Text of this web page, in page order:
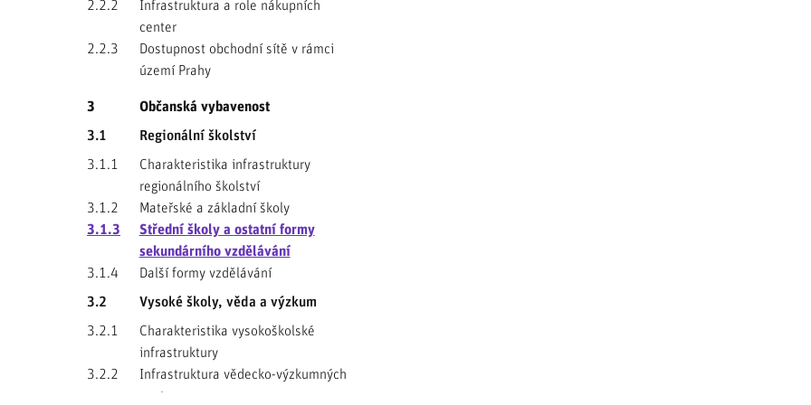
2.2.2
Infrastruktura a role nákupních
center
2.2.3
Dostupnost obchodní sítě v rámci
území Prahy
3
Občanská vybavenost
3.1
Regionální školství
3.1.1
Charakteristika infrastruktury
regionálního školství
3.1.2
Mateřské a základní školy
3.1.3
Střední školy a ostatní formy
sekundárního vzdělávání
3.1.4
Další formy vzdělávání
3.2
Vysoké školy, věda a výzkum
3.2.1
Charakteristika vysokoškolské
infrastruktury
3.2.2
Infrastruktura vědecko-výzkumných
center